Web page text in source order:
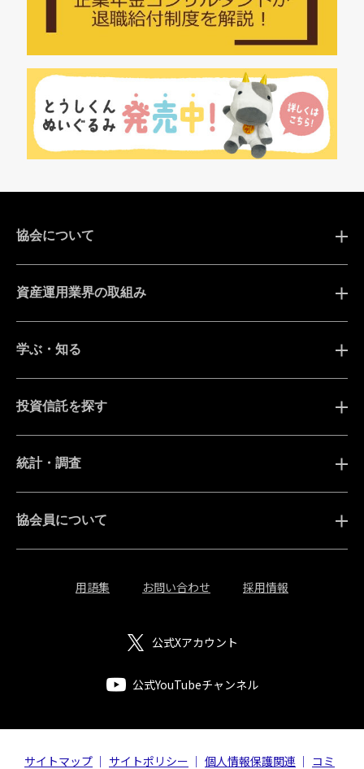
協会について
資産運用業界の取組み
学ぶ・知る
投資信託を探す
統計・調査
協会員について
用語集 お問い合わせ 採用情報
公式Xアカウント
公式YouTubeチャンネル
サイトマップ サイトポリシー 個人情報保護関連 コミ